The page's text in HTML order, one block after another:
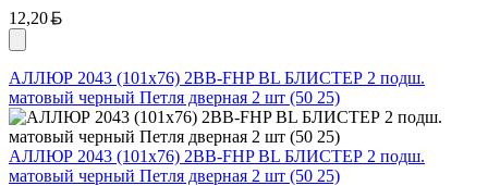
12,20
АЛЛЮР 2043 (101х76) 2BB-FHP BL БЛИСТЕР 2 подш.
матовый черный Петля дверная 2 шт (50 25)
АЛЛЮР 2043 (101х76) 2BB-FHP BL БЛИСТЕР 2 подш.
матовый черный Петля дверная 2 шт (50 25)